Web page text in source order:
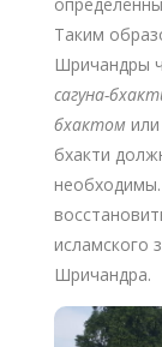
Таким
Шричандры
сагуна-
бхактомили
бхакти
исламского
Шричандра.